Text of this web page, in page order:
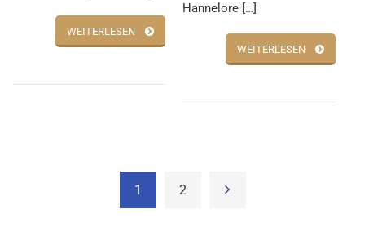
WEITERLESEN
Hannelore […]
WEITERLESEN
1 2